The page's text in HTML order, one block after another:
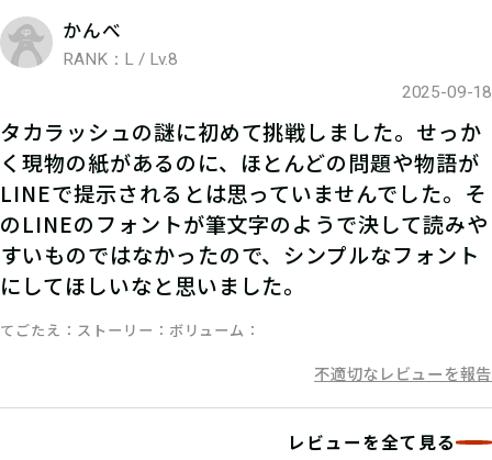
063.謎を解く
ストーリーを読んで謎を解こう！ひと
りでチャレンジするもよし、お友達や
家族と協力するのもよし！
4.答えを入力する
かんべ
RANK：L / Lv.8
2025-09-18
タカラッシュの謎に初めて挑戦しました。せっか
く現物の紙があるのに、ほとんどの問題や物語が
LINEで提示されるとは思っていませんでした。そ
のLINEのフォントが筆文字のようで決して読みや
すいものではなかったので、シンプルなフォント
にしてほしいなと思いました。
てごたえ ストーリー ボリューム
不適切なレビューを報告
レビューを全て見る